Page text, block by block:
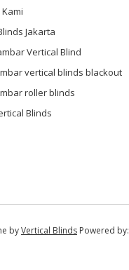
Jakarta
Vertical Blind
vertical blinds blackout
roller blinds
Blinds
byVertical BlindsPowered by: